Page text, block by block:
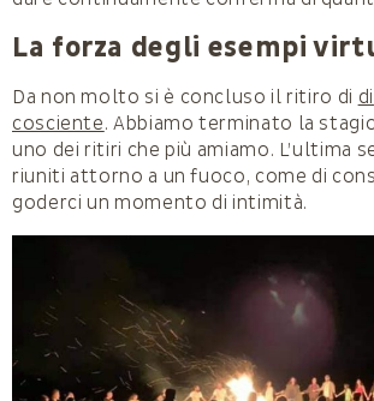
La forza degli esempi
Da non molto si è concluso il ritiro di
cosciente. Abbiamo terminato la
uno dei ritiri che più amiamo. L’ultima
riuniti attorno a un fuoco, come di
goderci un momento di intimità.